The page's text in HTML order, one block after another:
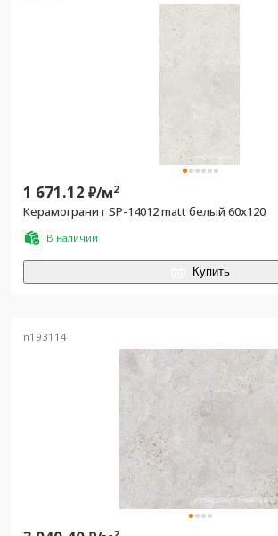
1 671.12 ₽/м2
Керамогранит SP-14012 matt белый 60х120
В наличии
Купить
n193114